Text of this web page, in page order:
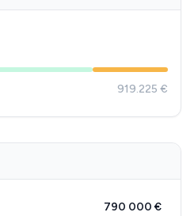
919.225 €
790 000 €